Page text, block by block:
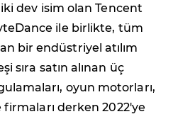
dev isim olan Tencent
ile birlikte, tüm
bir endüstriyel atılım
sıra satın alınan üç
oyun motorları,
derken 2022'ye